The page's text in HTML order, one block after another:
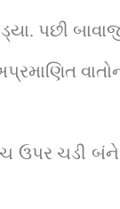
પછી
ઉપર ચડી